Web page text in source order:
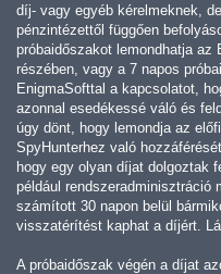
díj- vagy egyéb kérelmeknek,
pénzintézettől függően
próbaidőszakot lemondhatja az
részében, vagy a 7 napos
EnigmaSofttal a kapcsolatot,
azonnal esedékessé váló és
úgy dönt, hogy lemondja az
SpyHunterhez való
hogy egy olyan díjat dolgoztak
például rendszeradminisztráció
számított 30 napon belül
visszatérítést kaphat a díjért.
A próbaidőszak végén a díjat